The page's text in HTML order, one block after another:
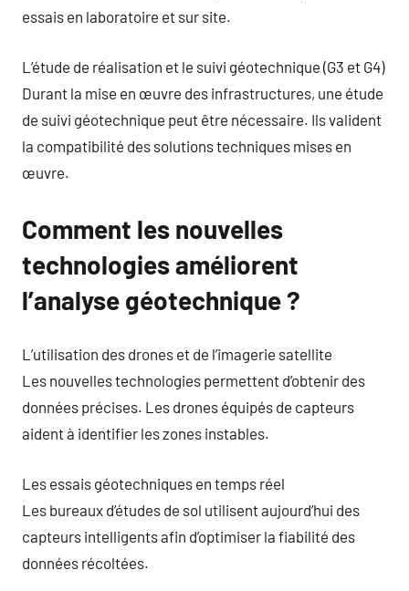
essais en laboratoire et sur site.
L’étude de réalisation et le suivi géotechnique (G3 et G4)
Durant la mise en œuvre des infrastructures, une étude
de suivi géotechnique peut être nécessaire. Ils valident
la compatibilité des solutions techniques mises en
œuvre.
Comment les nouvelles
technologies améliorent
l’analyse géotechnique ?
L’utilisation des drones et de l’imagerie satellite
Les nouvelles technologies permettent d’obtenir des
données précises. Les drones équipés de capteurs
aident à identifier les zones instables.
Les essais géotechniques en temps réel
Les bureaux d’études de sol utilisent aujourd’hui des
capteurs intelligents afin d’optimiser la fiabilité des
données récoltées.